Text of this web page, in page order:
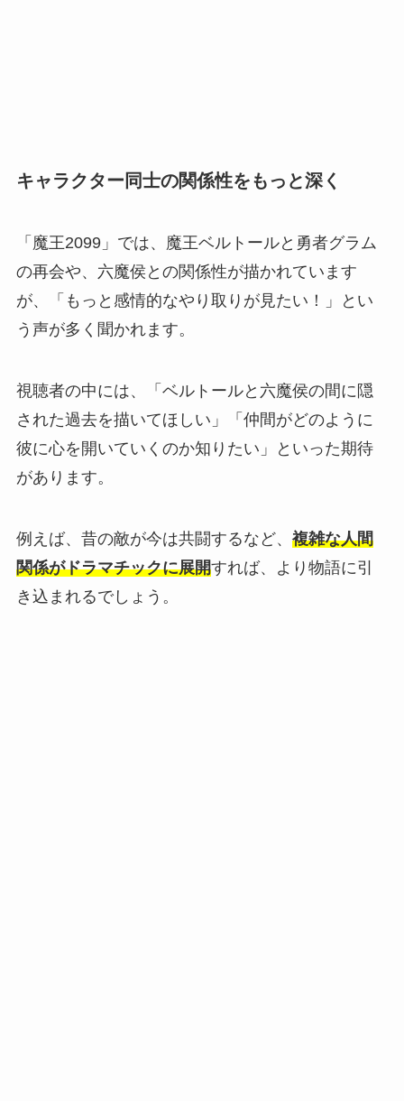
キャラクター同士の関係性をもっと深く
「魔王2099」では、魔王ベルトールと勇者グラム
の再会や、六魔侯との関係性が描かれています
が、「もっと感情的なやり取りが見たい！」とい
う声が多く聞かれます。
視聴者の中には、「ベルトールと六魔侯の間に隠
された過去を描いてほしい」「仲間がどのように
彼に心を開いていくのか知りたい」といった期待
があります。
例えば、昔の敵が今は共闘するなど、 複雑な人間
関係がドラマチックに展開すれば、より物語に引
き込まれるでしょう。